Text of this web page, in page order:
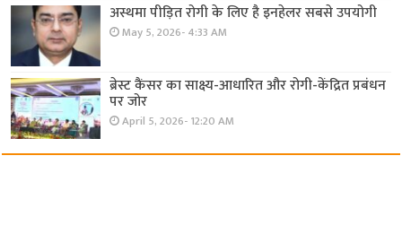
अस्थमा पीड़ित रोगी के लिए है इनहेलर सबसे उपयोगी
May 5, 2026- 4:33 AM
ब्रेस्ट कैंसर का साक्ष्य-आधारित और रोगी-केंद्रित प्रबंधन
पर जोर
April 5, 2026- 12:20 AM